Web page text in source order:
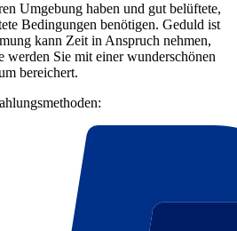
Umgebung haben und gut belüftete,
Bedingungen benötigen. Geduld ist
kann Zeit in Anspruch nehmen,
werden Sie mit einer wunderschönen
bereichert.